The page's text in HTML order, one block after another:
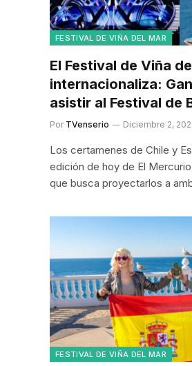
FESTIVAL DE VIÑA DEL MAR
El Festival de Viña
internacionaliza:
asistir al Festival de
Por TVenserio Diciembre 2,
Los certamenes de Chile y
edición de hoy de El
que busca proyectarlos a
FESTIVAL DE VIÑA DEL MAR